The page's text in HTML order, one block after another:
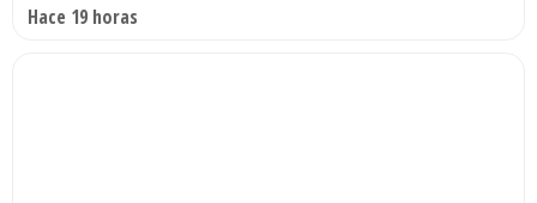
Hace 19 horas